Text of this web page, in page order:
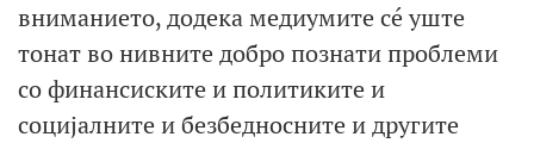
вниманието, додека медиумите сé уште
тонат во нивните добро познати проблеми
со финансиските и политиките и
социјалните и безбедносните и другите